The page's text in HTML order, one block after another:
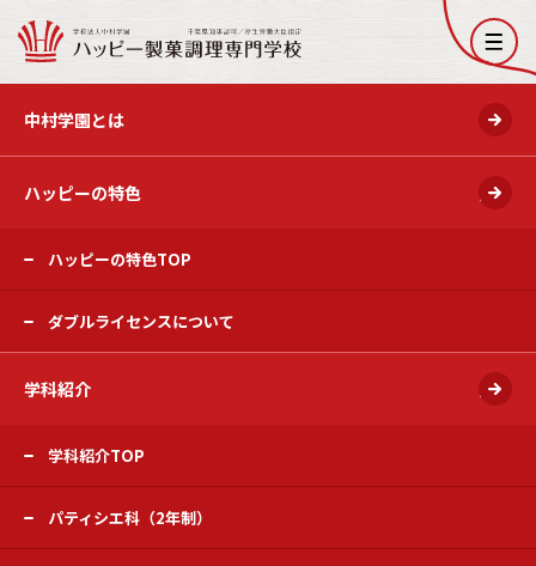
開く
中村学園とは
ハッピーの特色 開く
ハッピーの特色TOP
ダブルライセンスについて
学科紹介 開く
学科紹介TOP
パティシエ科（2年制）